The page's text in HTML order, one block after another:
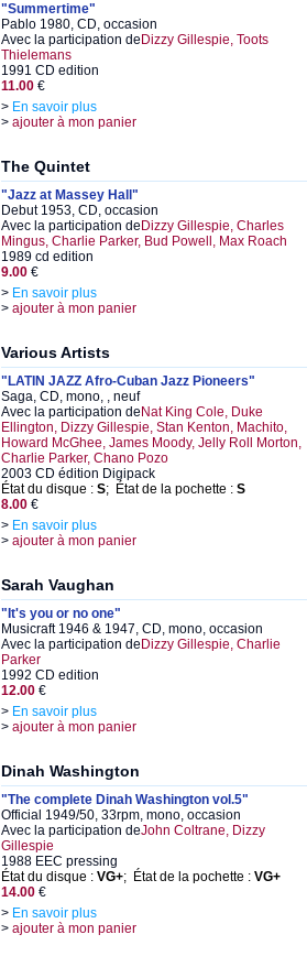
"Summertime"
Pablo 1980, CD, occasion
Avec la participation de Dizzy Gillespie, Toots
Thielemans
1991 CD edition
11.00 €
> En savoir plus
> ajouter à mon panier
The Quintet
"Jazz at Massey Hall"
Debut 1953, CD, occasion
Avec la participation de Dizzy Gillespie, Charles
Mingus, Charlie Parker, Bud Powell, Max Roach
1989 cd edition
9.00 €
> En savoir plus
> ajouter à mon panier
Various Artists
"LATIN JAZZ Afro-Cuban Jazz Pioneers"
Saga, CD, mono, , neuf
Avec la participation de Nat King Cole, Duke
Ellington, Dizzy Gillespie, Stan Kenton, Machito,
Howard McGhee, James Moody, Jelly Roll Morton,
Charlie Parker, Chano Pozo
2003 CD édition Digipack
État du disque : S; État de la pochette : S
8.00 €
> En savoir plus
> ajouter à mon panier
Sarah Vaughan
"It's you or no one"
Musicraft 1946 & 1947, CD, mono, occasion
Avec la participation de Dizzy Gillespie, Charlie
Parker
1992 CD edition
12.00 €
> En savoir plus
> ajouter à mon panier
Dinah Washington
"The complete Dinah Washington vol.5"
Official 1949/50, 33rpm, mono, occasion
Avec la participation deJohn Coltrane, Dizzy
Gillespie
1988 EEC pressing
État du disque : VG+; État de la pochette : VG+
14.00 €
> En savoir plus
> ajouter à mon panier